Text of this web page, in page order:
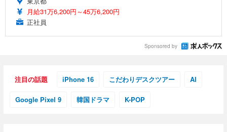
月給31万6,200円～45万6,200円
正社員
Sponsored by
注目の話題 iPhone 16 こだわりデスクツアー AI
Google Pixel 9 韓国ドラマ K-POP